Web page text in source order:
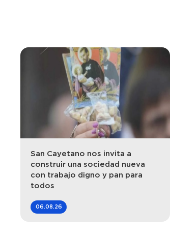
San Cayetano nos invita a
construir una sociedad nueva
con trabajo digno y pan para
todos
06.08.26